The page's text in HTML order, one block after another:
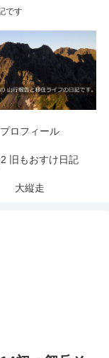
です
プロフィール
旧もおすけ日記
大縦走